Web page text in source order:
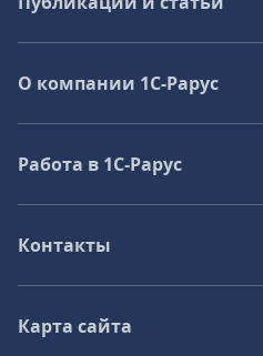
О компании 1C-Рарус
Работа в 1С‑Рарус
Контакты
Карта сайта